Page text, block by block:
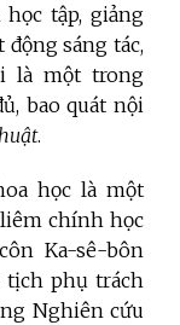
tập, giảng
sáng tác,
là một trong
bao quát nội
.
học là một
chính học
Ka-sê-bôn
tịch phụ trách
Nghiên cứu